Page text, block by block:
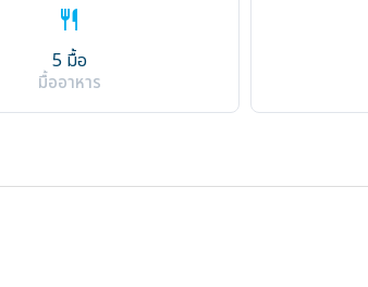
restaurant
5 มื้อ
มื้ออาหาร